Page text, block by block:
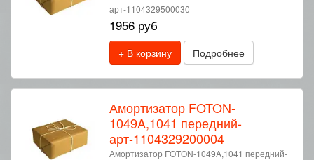
арт-1104329500030
1956 руб
+ В корзину Подробнее
Амортизатор FOTON-
1049A,1041 передний-
арт-1104329200004
Амортизатор FOTON-1049A,1041 передний-